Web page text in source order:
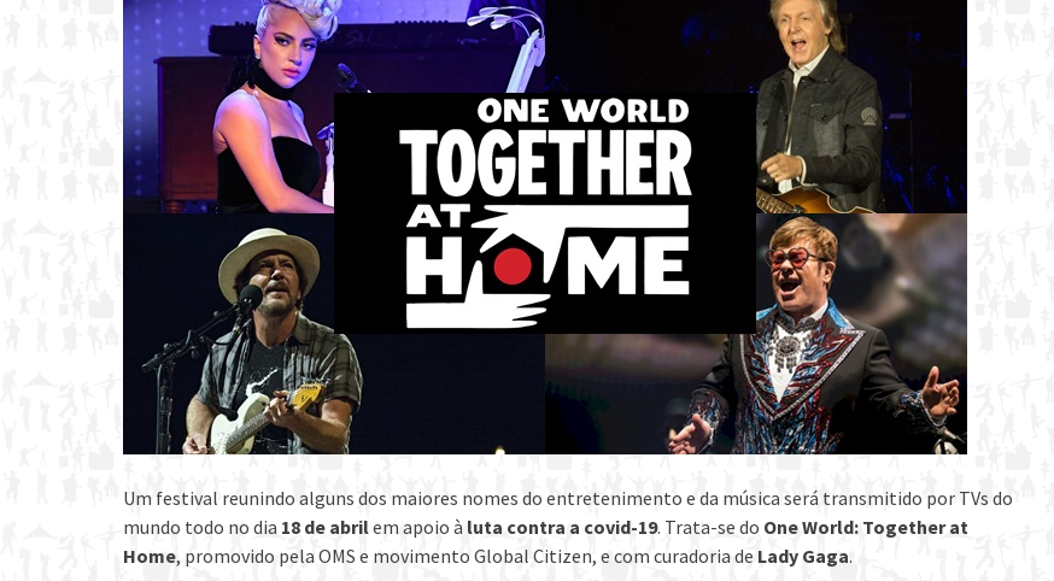
Um festival reunindo alguns dos maiores nomes do entretenimento e da música será transmitido por TVs do
mundo todo no dia 18 de abrilem apoio à luta contra a covid-19. Trata-se do One World: Together at
Home, promovido pela OMS e movimento Global Citizen, e com curadoria de Lady Gaga.